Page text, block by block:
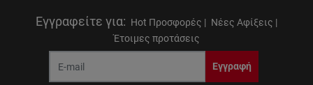
Εγγραφείτε για: Hot Προσφορές | Νέες Αφίξεις |
Έτοιμες προτάσεις
Εγγραφή